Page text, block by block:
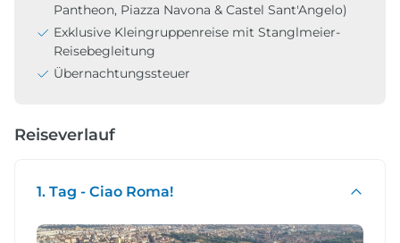
Pantheon, Piazza Navona & Castel Sant'Angelo)
Exklusive Kleingruppenreise mit Stanglmeier-
Reisebegleitung
Übernachtungssteuer
Reiseverlauf
1. Tag - Ciao Roma!